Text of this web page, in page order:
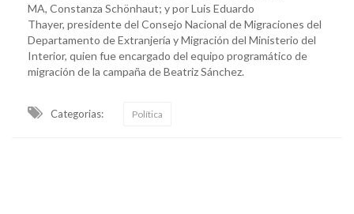
MA, Constanza Schönhaut; y por Luis Eduardo
Thayer, presidente del Consejo Nacional de Migraciones del
Departamento de Extranjería y Migración del Ministerio del
Interior, quien fue encargado del equipo programático de
migración de la campaña de Beatriz Sánchez.
Categorias: Política